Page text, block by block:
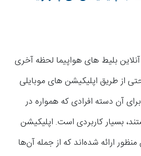
آنلاین بلیط های هواپیما لحظه آخری
از طریق اپلیکیشن های موبایلی
آن دسته افرادی که همواره در
بسیار کاربردی است. اپلیکیشن
ارائه شده‌اند که از جمله آن‌ها